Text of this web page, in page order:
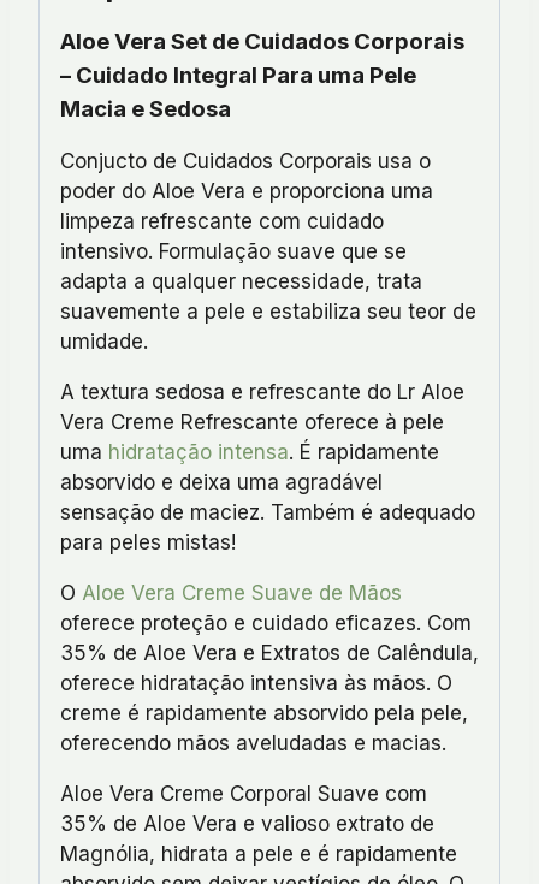
Aloe Vera Set de Cuidados Corporais
– Cuidado Integral Para uma Pele
Macia e Sedosa
Conjucto de Cuidados Corporais usa o
poder do Aloe Vera e proporciona uma
limpeza refrescante com cuidado
intensivo. Formulação suave que se
adapta a qualquer necessidade, trata
suavemente a pele e estabiliza seu teor de
umidade.
A textura sedosa e refrescante do Lr Aloe
Vera Creme Refrescante oferece à pele
uma hidratação intensa. É rapidamente
absorvido e deixa uma agradável
sensação de maciez. Também é adequado
para peles mistas!
O Aloe Vera Creme Suave de Mãos
oferece proteção e cuidado eficazes. Com
35% de Aloe Vera e Extratos de Calêndula,
oferece hidratação intensiva às mãos. O
creme é rapidamente absorvido pela pele,
oferecendo mãos aveludadas e macias.
Aloe Vera Creme Corporal Suave com
35% de Aloe Vera e valioso extrato de
Magnólia, hidrata a pele e é rapidamente